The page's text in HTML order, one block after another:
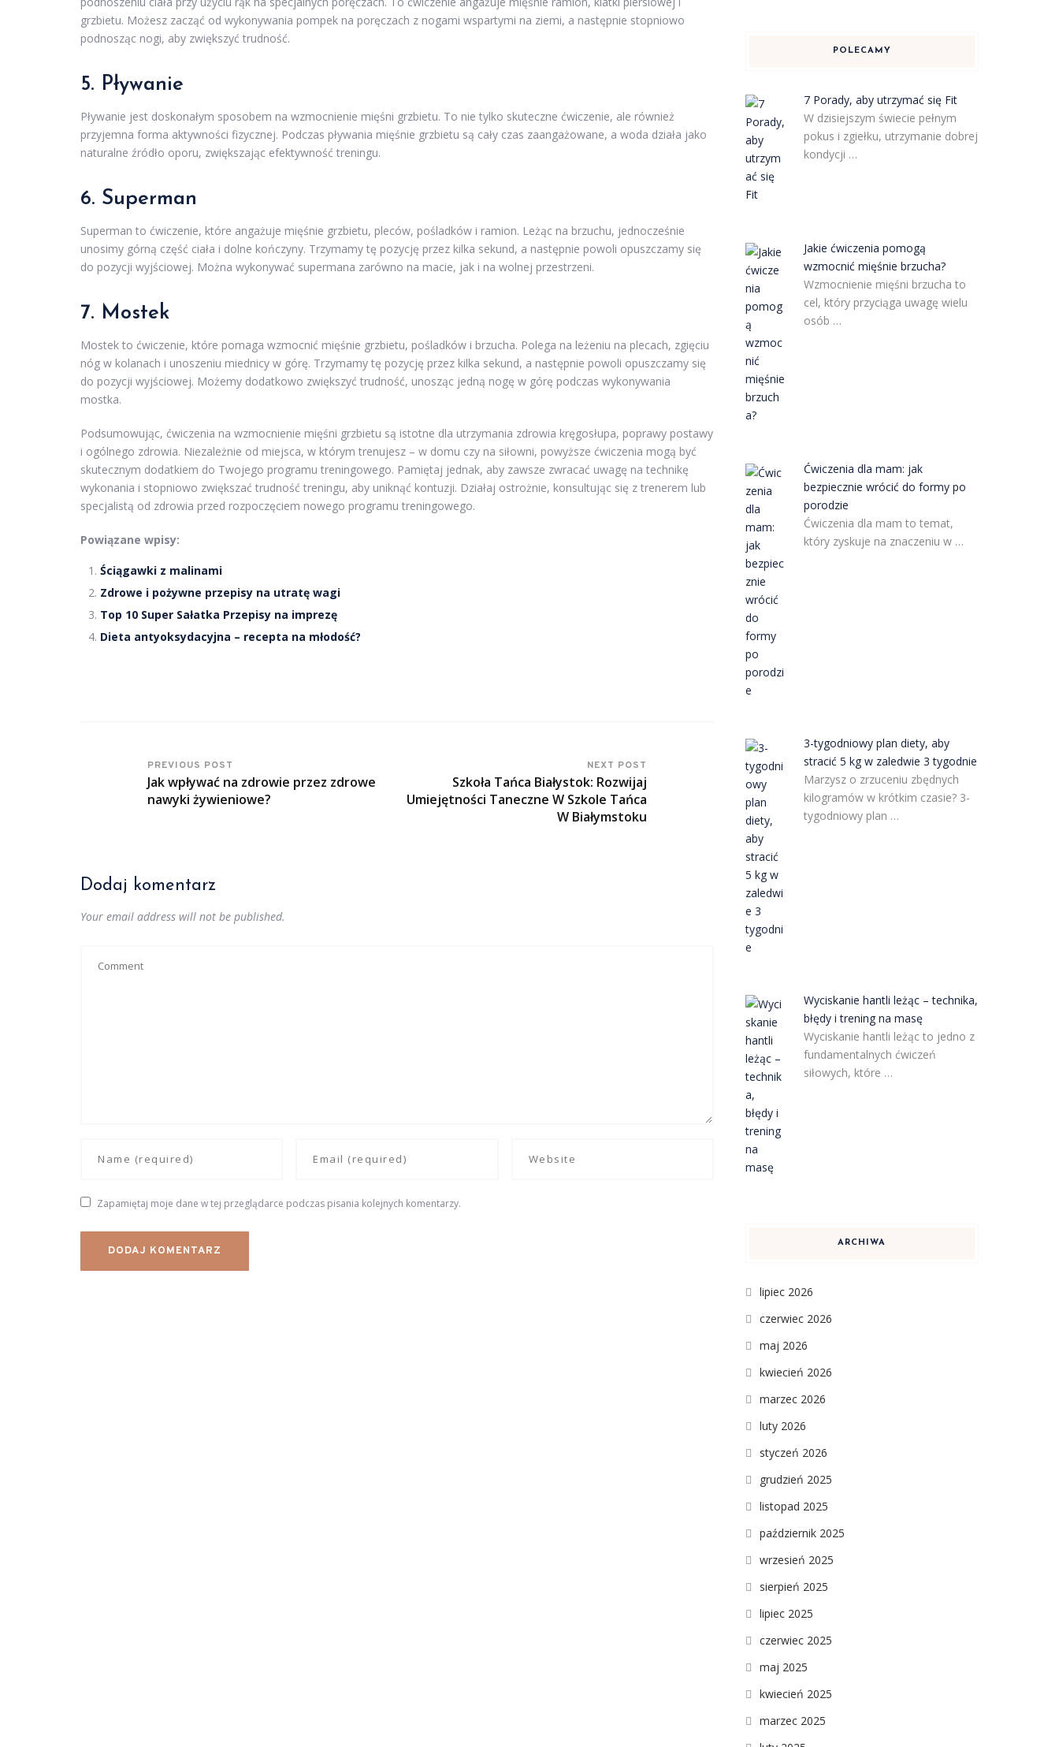
grzbietu. Możesz zacząć od wykonywania pompek na poręczach z nogami wspartymi na ziemi, a następnie stopniowo
podnosząc nogi, aby zwiększyć trudność.
5. Pływanie
Pływanie jest doskonałym sposobem na wzmocnienie mięśni grzbietu. To nie tylko skuteczne ćwiczenie, ale również
przyjemna forma aktywności fizycznej. Podczas pływania mięśnie grzbietu są cały czas zaangażowane, a woda działa jako
naturalne źródło oporu, zwiększając efektywność treningu.
6. Superman
Superman to ćwiczenie, które angażuje mięśnie grzbietu, pleców, pośladków i ramion. Leżąc na brzuchu, jednocześnie
unosimy górną część ciała i dolne kończyny. Trzymamy tę pozycję przez kilka sekund, a następnie powoli opuszczamy się
do pozycji wyjściowej. Można wykonywać supermana zarówno na macie, jak i na wolnej przestrzeni.
7. Mostek
Mostek to ćwiczenie, które pomaga wzmocnić mięśnie grzbietu, pośladków i brzucha. Polega na leżeniu na plecach, zgięciu
nóg w kolanach i unoszeniu miednicy w górę. Trzymamy tę pozycję przez kilka sekund, a następnie powoli opuszczamy się
do pozycji wyjściowej. Możemy dodatkowo zwiększyć trudność, unosząc jedną nogę w górę podczas wykonywania
mostka.
Podsumowując, ćwiczenia na wzmocnienie mięśni grzbietu są istotne dla utrzymania zdrowia kręgosłupa, poprawy postawy
i ogólnego zdrowia. Niezależnie od miejsca, w którym trenujesz – w domu czy na siłowni, powyższe ćwiczenia mogą być
skutecznym dodatkiem do Twojego programu treningowego. Pamiętaj jednak, aby zawsze zwracać uwagę na technikę
wykonania i stopniowo zwiększać trudność treningu, aby uniknąć kontuzji. Działaj ostrożnie, konsultując się z trenerem lub
specjalistą od zdrowia przed rozpoczęciem nowego programu treningowego.
Powiązane wpisy:
Ściągawki z malinami
Zdrowe i pożywne przepisy na utratę wagi
Top 10 Super Sałatka Przepisy na imprezę
Dieta antyoksydacyjna – recepta na młodość?
PREVIOUS POST
Jak wpływać na zdrowie przez zdrowe
nawyki żywieniowe?
NEXT POST
Szkoła Tańca Białystok: Rozwijaj
Umiejętności Taneczne W Szkole Tańca
W Białymstoku
Dodaj komentarz
Your email address will not be published.
Zapamiętaj moje dane w tej przeglądarce podczas pisania kolejnych komentarzy.
POLECAMY
7 Porady, aby utrzymać się Fit
W dzisiejszym świecie pełnym
pokus i zgiełku, utrzymanie dobrej
kondycji …
Jakie ćwiczenia pomogą
wzmocnić mięśnie brzucha?
Wzmocnienie mięśni brzucha to
cel, który przyciąga uwagę wielu
osób …
Ćwiczenia dla mam: jak
bezpiecznie wrócić do formy po
porodzie
Ćwiczenia dla mam to temat,
który zyskuje na znaczeniu w …
3-tygodniowy plan diety, aby
stracić 5 kg w zaledwie 3 tygodnie
Marzysz o zrzuceniu zbędnych
kilogramów w krótkim czasie? 3-
tygodniowy plan …
Wyciskanie hantli leżąc – technika,
błędy i trening na masę
Wyciskanie hantli leżąc to jedno z
fundamentalnych ćwiczeń
siłowych, które …
ARCHIWA
lipiec 2026
czerwiec 2026
maj 2026
kwiecień 2026
marzec 2026
luty 2026
styczeń 2026
grudzień 2025
listopad 2025
październik 2025
wrzesień 2025
sierpień 2025
lipiec 2025
czerwiec 2025
maj 2025
kwiecień 2025
marzec 2025